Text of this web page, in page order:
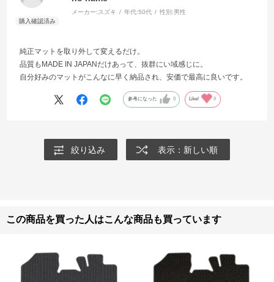
メーカー:スズキ 年代:50代 性別:男性
純正マットを取り外して変えるだけ。
品質もMADE IN JAPANだけあって、抜群にい域感じに。
自分好みのマットがこんなに早く納品され、安価で最高に良いです。
参考になった 0 Like! 0
絞り込み 表示：新しい順
この商品を買った人はこんな商品も買っています